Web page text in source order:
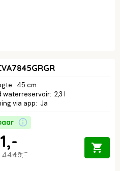
: 45 cm
waterreservoir: 2,3 l
via app: Ja
4449,-